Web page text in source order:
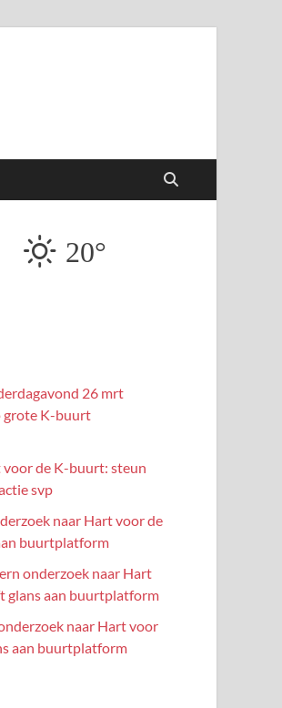
20°
26 mrt
grote K-buurt
voor de K-buurt: steun
svp
naar Hart voor de
buurtplatform
onderzoek naar Hart
glans aan buurtplatform
naar Hart voor
aan buurtplatform